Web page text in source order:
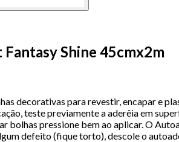
Shine 45cmx2m
decorativas para revestir, encapar e
teste previamente a aderêia em
bolhas pressione bem ao aplicar. O
defeito (fique torto), descole o